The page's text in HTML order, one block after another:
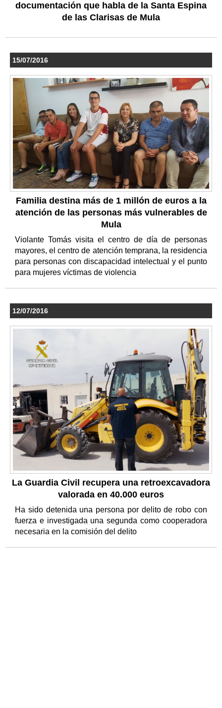
documentación que habla de la Santa Espina
de las Clarisas de Mula
15/07/2016
Familia destina más de 1 millón de euros a la
atención de las personas más vulnerables de
Mula
Violante Tomás visita el centro de día de personas
mayores, el centro de atención temprana, la residencia
para personas con discapacidad intelectual y el punto
para mujeres víctimas de violencia
12/07/2016
La Guardia Civil recupera una retroexcavadora
valorada en 40.000 euros
Ha sido detenida una persona por delito de robo con
fuerza e investigada una segunda como cooperadora
necesaria en la comisión del delito